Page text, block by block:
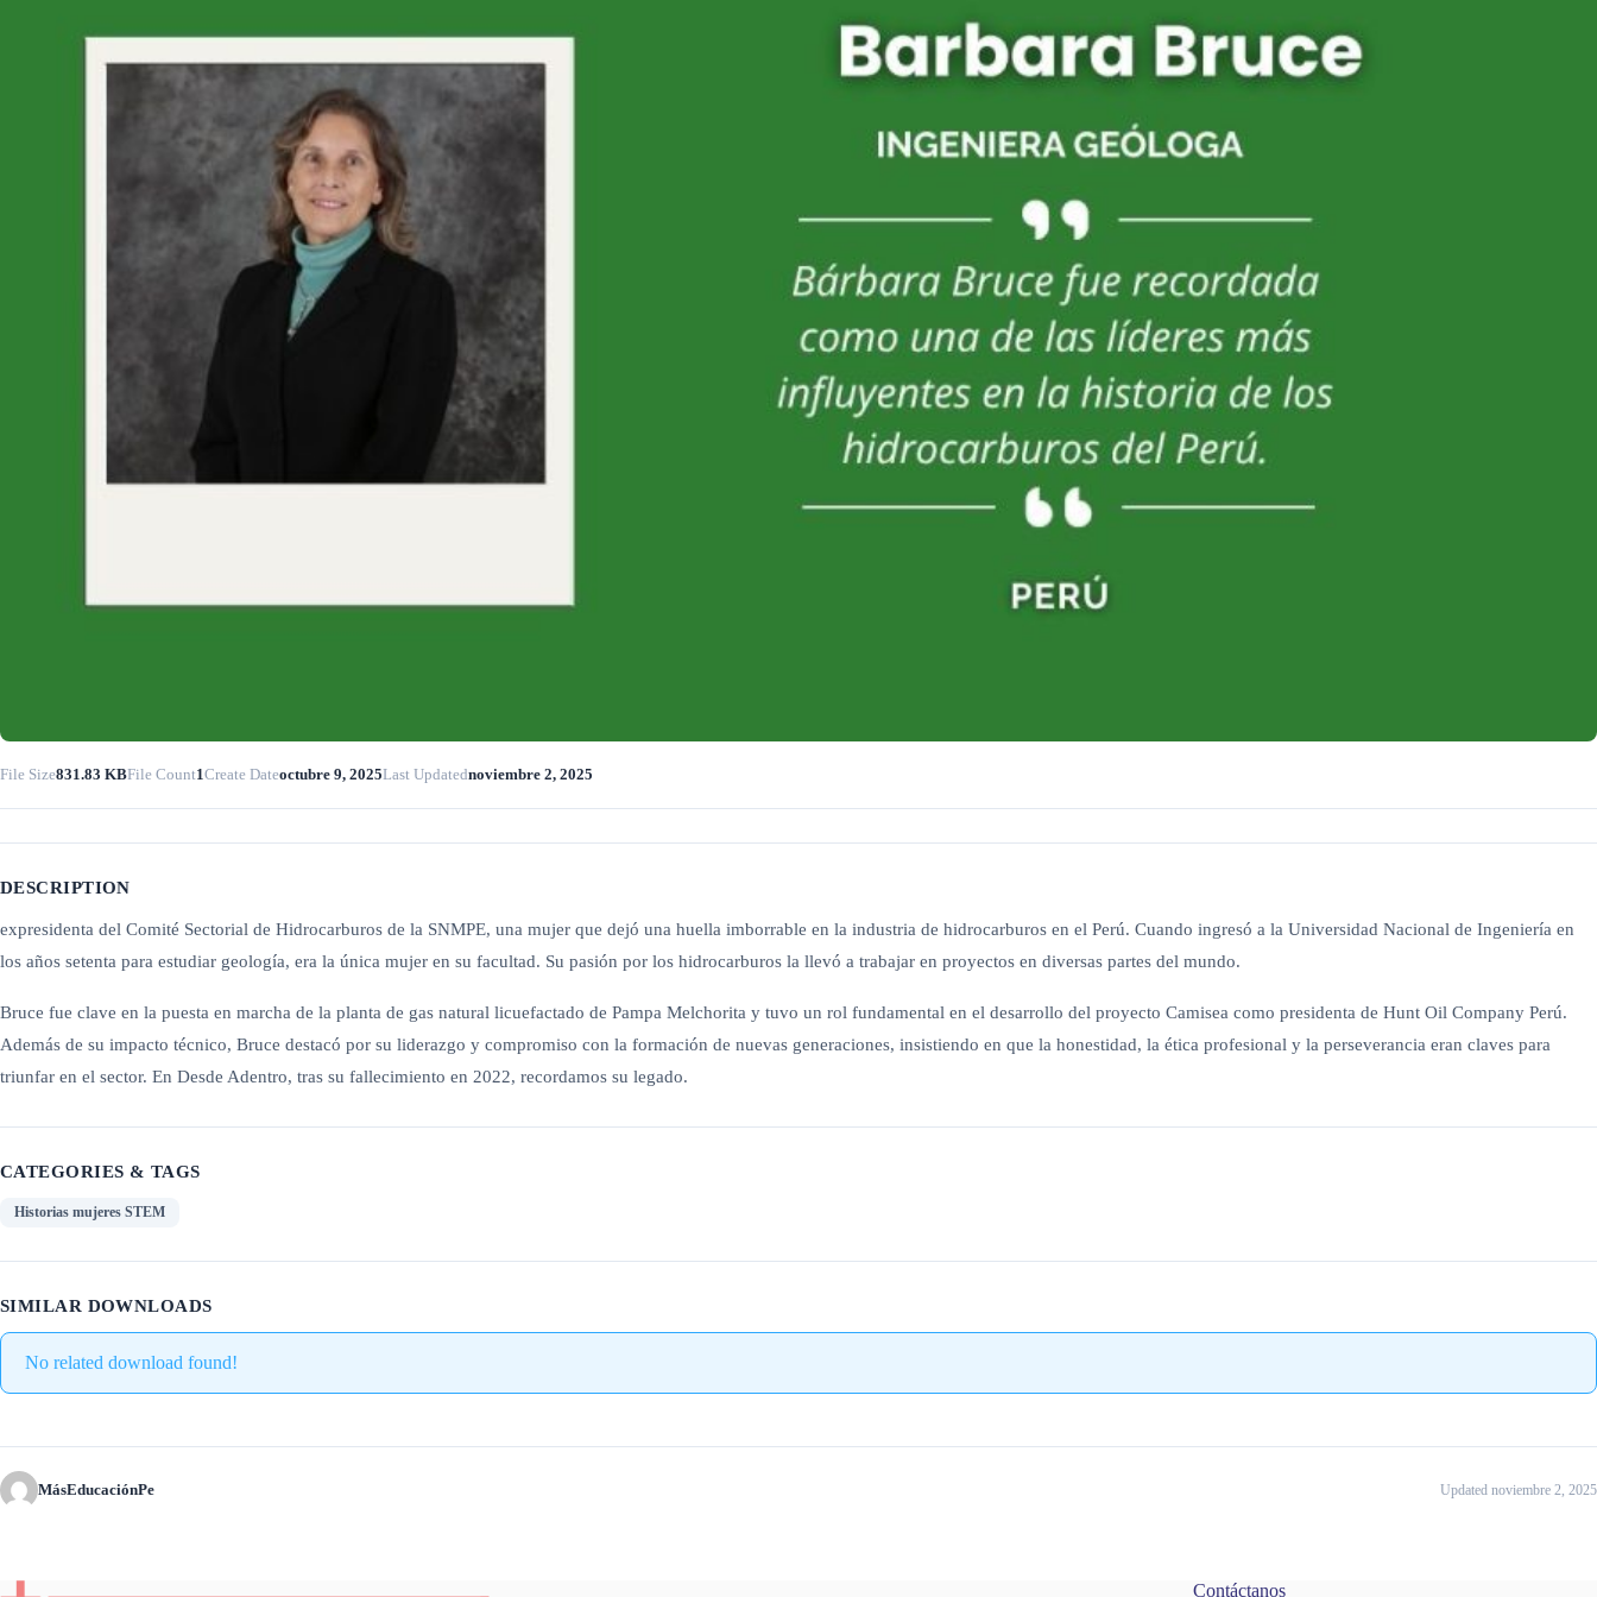
File Size831.83 KBFile Count1Create Dateoctubre 9, 2025Last Updatednoviembre 2, 2025
DESCRIPTION
expresidenta del Comité Sectorial de Hidrocarburos de la SNMPE, una mujer que dejó una huella imborrable en la industria de hidrocarburos en el Perú. Cuando ingresó a la Universidad Nacional de Ingeniería en
los años setenta para estudiar geología, era la única mujer en su facultad. Su pasión por los hidrocarburos la llevó a trabajar en proyectos en diversas partes del mundo.
Bruce fue clave en la puesta en marcha de la planta de gas natural licuefactado de Pampa Melchorita y tuvo un rol fundamental en el desarrollo del proyecto Camisea como presidenta de Hunt Oil Company Perú.
Además de su impacto técnico, Bruce destacó por su liderazgo y compromiso con la formación de nuevas generaciones, insistiendo en que la honestidad, la ética profesional y la perseverancia eran claves para
triunfar en el sector. En Desde Adentro, tras su fallecimiento en 2022, recordamos su legado.
CATEGORIES & TAGS
Historias mujeres STEM
SIMILAR DOWNLOADS
No related download found!
MásEducaciónPe Updated noviembre 2, 2025
Contáctanos